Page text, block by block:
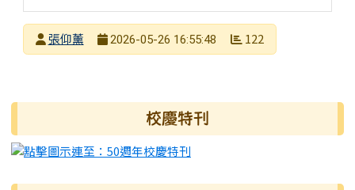
發布者張仰薰
2026-05-26 16:55:48 122
右邊區域內容 校慶特刊